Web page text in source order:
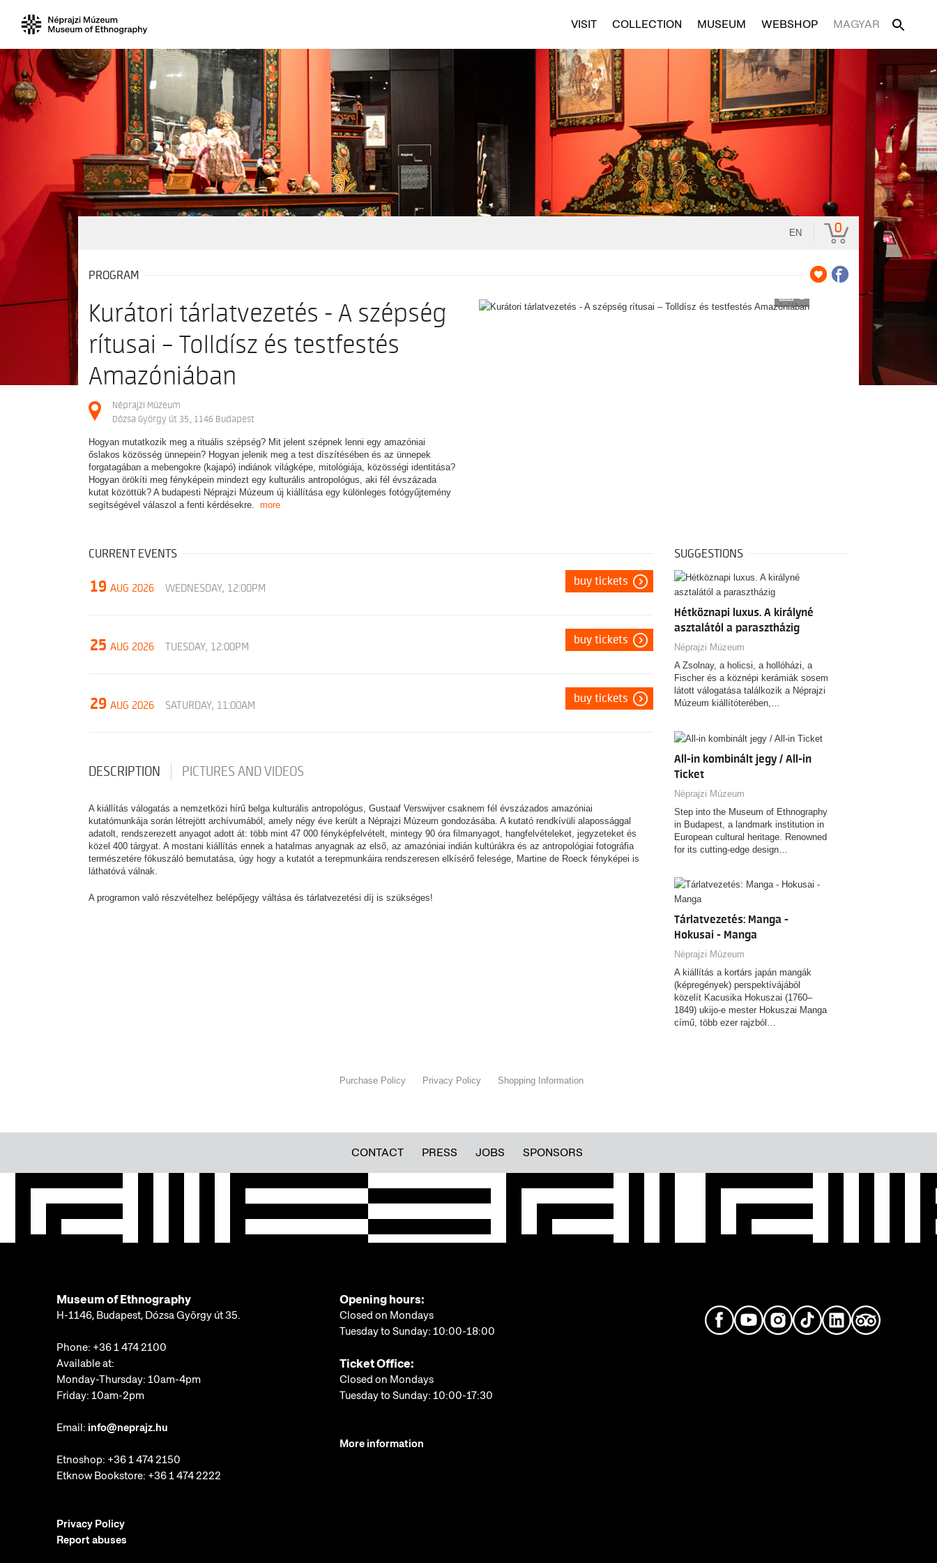
VISIT COLLECTION MUSEUM WEBSHOP MAGYAR
EN 0
PROGRAM
2
Kurátori tárlatvezetés - A szépség
rítusai – Tolldísz és testfestés
Amazóniában
Néprajzi Múzeum
Dózsa György út 35., 1146 Budapest
Hogyan mutatkozik meg a rituális szépség? Mit jelent szépnek lenni egy amazóniai
őslakos közösség ünnepein? Hogyan jelenik meg a test díszítésében és az ünnepek
forgatagában a mebengokre (kajapó) indiánok világképe, mitológiája, közösségi identitása?
Hogyan örökíti meg fényképein mindezt egy kulturális antropológus, aki fél évszázada
kutat közöttük? A budapesti Néprajzi Múzeum új kiállítása egy különleges fotógyűjtemény
segítségével válaszol a fenti kérdésekre. more
CURRENT EVENTS
19 AUG 2026 WEDNESDAY, 12:00PM
buy tickets
25 AUG 2026 TUESDAY, 12:00PM
buy tickets
29 AUG 2026 SATURDAY, 11:00AM
buy tickets
DESCRIPTION PICTURES AND VIDEOS
A kiállítás válogatás a nemzetközi hírű belga kulturális antropológus, Gustaaf Verswijver csaknem fél évszázados amazóniai
kutatómunkája során létrejött archívumából, amely négy éve került a Néprajzi Múzeum gondozásába. A kutató rendkívüli alapossággal
adatolt, rendszerezett anyagot adott át: több mint 47 000 fényképfelvételt, mintegy 90 óra filmanyagot, hangfelvételeket, jegyzeteket és
közel 400 tárgyat. A mostani kiállítás ennek a hatalmas anyagnak az első, az amazóniai indián kultúrákra és az antropológiai fotográfia
természetére fókuszáló bemutatása, úgy hogy a kutatót a terepmunkáira rendszeresen elkísérő felesége, Martine de Roeck fényképei is
láthatóvá válnak.
A programon való részvételhez belépőjegy váltása és tárlatvezetési díj is szükséges!
SUGGESTIONS
Hétköznapi luxus. A királyné
asztalától a parasztházig
Néprajzi Múzeum
A Zsolnay, a holicsi, a hollóházi, a
Fischer és a köznépi kerámiák sosem
látott válogatása találkozik a Néprajzi
Múzeum kiállítóterében,…
All-in kombinált jegy / All-in
Ticket
Néprajzi Múzeum
Step into the Museum of Ethnography
in Budapest, a landmark institution in
European cultural heritage. Renowned
for its cutting-edge design…
Tárlatvezetés: Manga -
Hokusai - Manga
Néprajzi Múzeum
A kiállítás a kortárs japán mangák
(képregények) perspektívájából
közelít Kacusika Hokuszai (1760–
1849) ukijo-e mester Hokuszai Manga
című, több ezer rajzból…
Purchase Policy Privacy Policy Shopping Information
CONTACT PRESS JOBS SPONSORS
Museum of Ethnography
H-1146, Budapest, Dózsa György út 35.
Phone: +36 1 474 2100
Available at:
Monday-Thursday: 10am-4pm
Friday: 10am-2pm
Email: info@neprajz.hu
Etnoshop: +36 1 474 2150
Etknow Bookstore: +36 1 474 2222
Privacy Policy
Report abuses
Opening hours:
Closed on Mondays
Tuesday to Sunday: 10:00-18:00
Ticket Office:
Closed on Mondays
Tuesday to Sunday: 10:00-17:30
More information